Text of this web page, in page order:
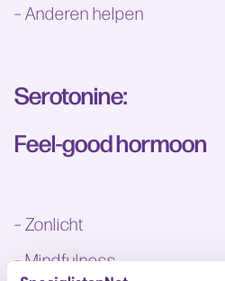
– Anderen helpen
Serotonine:
Feel-good hormoon
– Zonlicht
– Mindfulness